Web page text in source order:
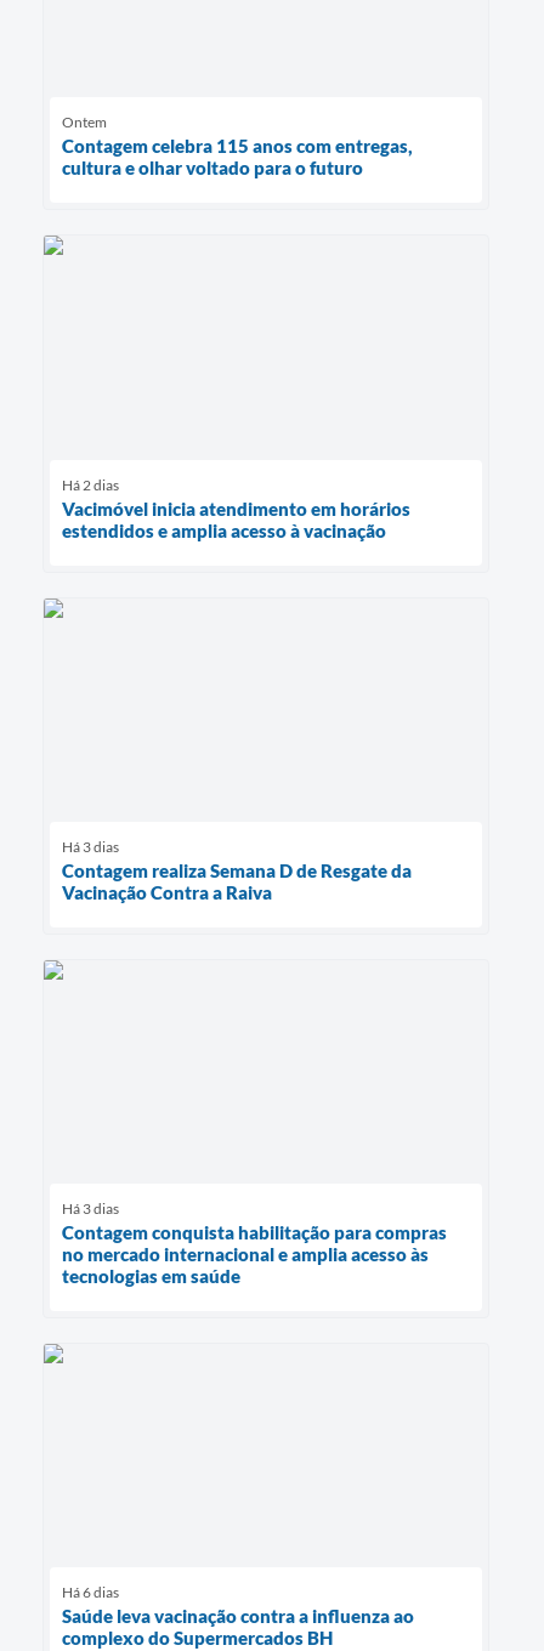
Ontem
Contagem celebra 115 anos com entregas,
cultura e olhar voltado para o futuro
Há 2 dias
Vacimóvel inicia atendimento em horários
estendidos e amplia acesso à vacinação
Há 3 dias
Contagem realiza Semana D de Resgate da
Vacinação Contra a Raiva
Há 3 dias
Contagem conquista habilitação para compras
no mercado internacional e amplia acesso às
tecnologias em saúde
Há 6 dias
Saúde leva vacinação contra a influenza ao
complexo do Supermercados BH